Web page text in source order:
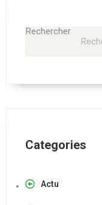
Rechercher
Categories
Actu